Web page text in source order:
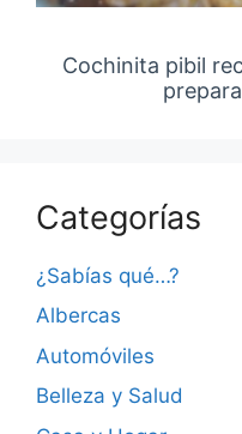
Cochinita pibil
Categorías
¿Sabías qué…?
Albercas
Automóviles
Belleza y Salud